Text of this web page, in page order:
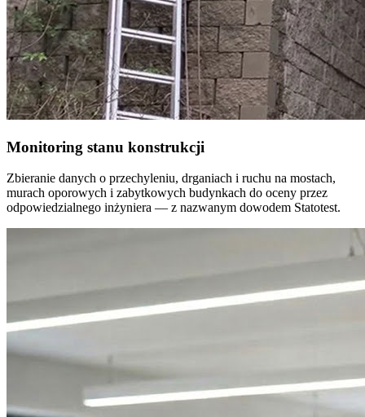
Monitoring stanu konstrukcji
Zbieranie danych o przechyleniu, drganiach i ruchu na mostach,
murach oporowych i zabytkowych budynkach do oceny przez
odpowiedzialnego inżyniera — z nazwanym dowodem Statotest.